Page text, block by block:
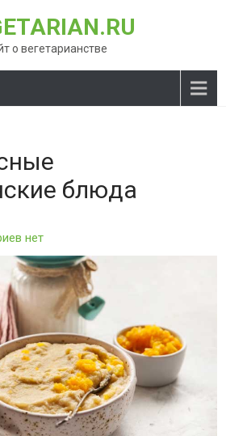
о вегетарианстве
блюда
нет